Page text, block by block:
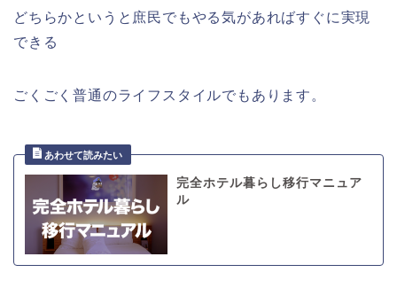
どちらかというと庶民でもやる気があればすぐに実現
できる
ごくごく普通のライフスタイルでもあります。
完全ホテル暮らし移行マニュア
ル